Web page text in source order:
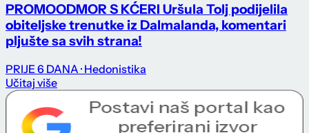
PROMOODMOR S KĆERI Uršula Tolj podijelila
obiteljske trenutke iz Dalmalanda, komentari
pljušte sa svih strana!
PRIJE 6 DANA · Hedonistika
Učitaj više